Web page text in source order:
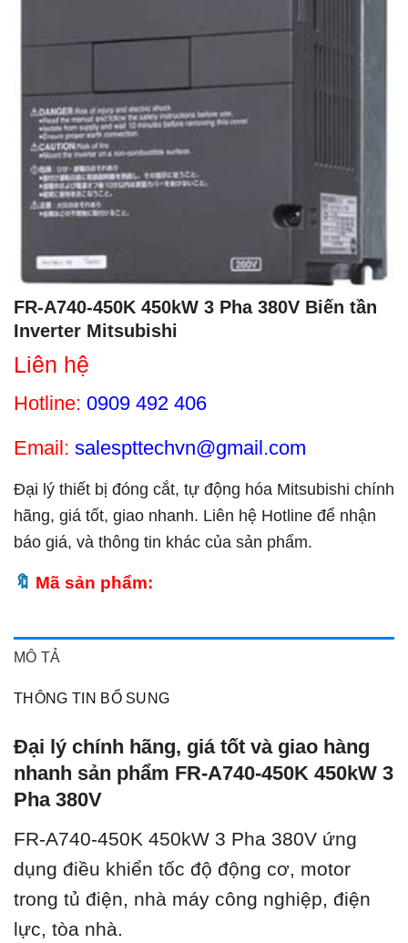
FR-A740-450K 450kW 3 Pha 380V Biến tần
Inverter Mitsubishi
Liên hệ
Hotline: 0909 492 406
Email: salespttechvn@gmail.com
Đại lý thiết bị đóng cắt, tự động hóa Mitsubishi chính
hãng, giá tốt, giao nhanh. Liên hệ Hotline để nhận
báo giá, và thông tin khác của sản phẩm.
Mã sản phẩm:
MÔ TẢ
THÔNG TIN BỔ SUNG
Đại lý chính hãng, giá tốt và giao hàng
nhanh sản phẩm FR-A740-450K 450kW 3
Pha 380V
FR-A740-450K 450kW 3 Pha 380V ứng
dụng điều khiển tốc độ động cơ, motor
trong tủ điện, nhà máy công nghiệp, điện
lực, tòa nhà.